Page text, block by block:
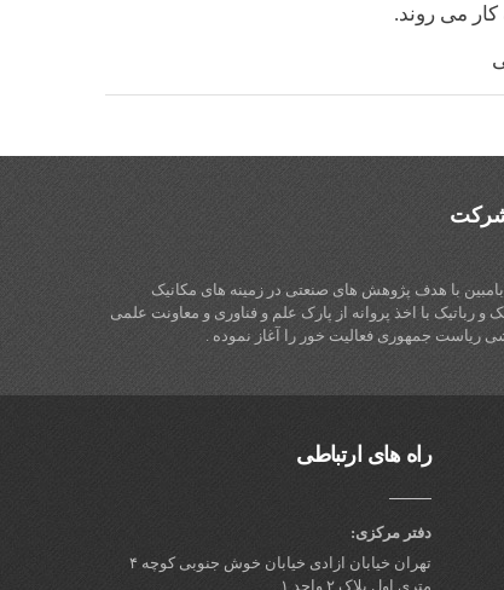
شرکت
با هدف پژوهش های صنعتی در زمینه های مکانیک
و رباتیک با اخذ پروانه از پارک علم و فناوری و معاونت علمی
ریاست جمهوری فعالیت خور را آغاز نموده .
راه های ارتباطی
دفتر مرکزی:
تهران خیابان ازادی خیابان خوش جنوبی کوچه ۴
متری اول پلاک ۲ واحد ۱